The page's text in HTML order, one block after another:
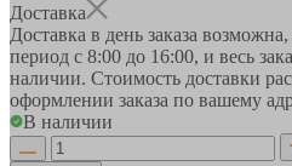
Доставка
Доставка в день заказа
период с 8:00 до 16:00, и весь
наличии. Стоимость доставки
оформлении заказа по вашему
В наличии